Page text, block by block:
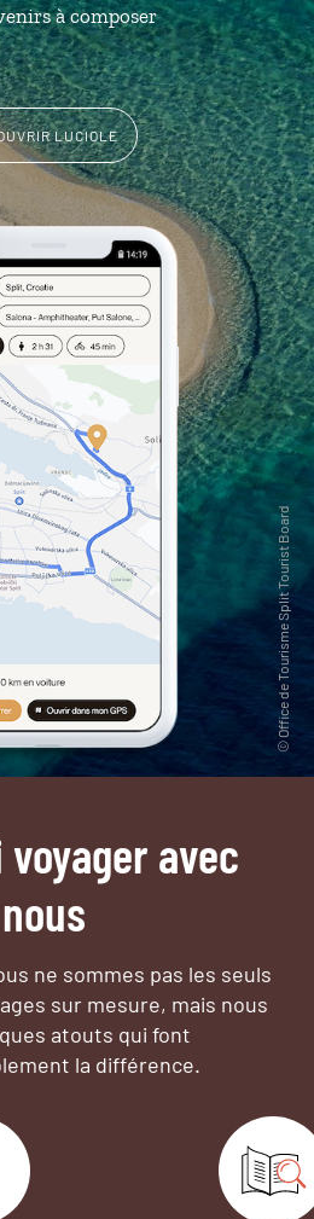
à composer
LUCIOLE
avec
nous
ne sommes pas les seuls
sur mesure, mais nous
atouts qui font
la différence.